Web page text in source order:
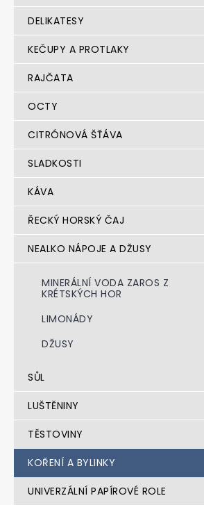
DELIKATESY
KEČUPY A PROTLAKY
RAJČATA
OCTY
CITRÓNOVÁ ŠŤÁVA
SLADKOSTI
KÁVA
ŘECKÝ HORSKÝ ČAJ
NEALKO NÁPOJE A DŽUSY
MINERÁLNÍ VODA ZAROS Z
KRÉTSKÝCH HOR
LIMONÁDY
DŽUSY
SŮL
LUŠTĚNINY
TĚSTOVINY
KOŘENÍ A BYLINKY
UNIVERZÁLNÍ PAPÍROVÉ ROLE